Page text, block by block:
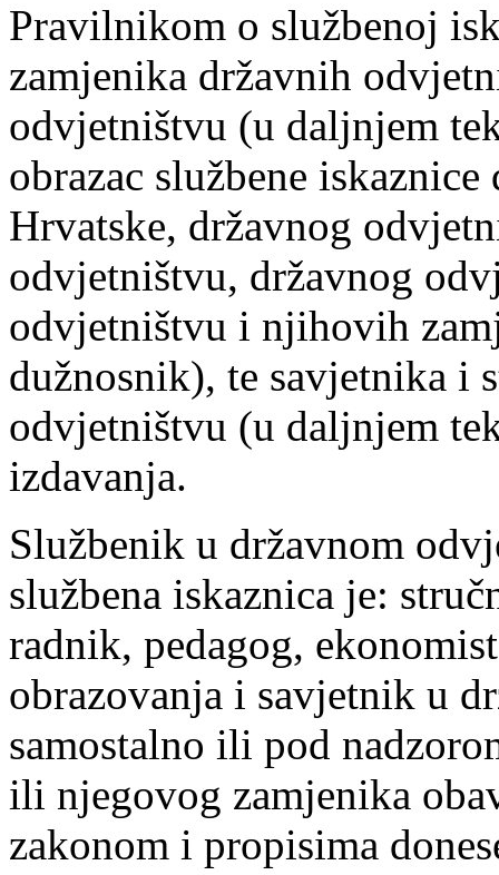
Pravilnikom o službenoj
zamjenika državnih
odvjetništvu (u daljnjem
obrazac službene
Hrvatske, državnog
odvjetništvu, državnog
odvjetništvu i njihovih
dužnosnik), te savjetnika i
odvjetništvu (u daljnjem
izdavanja.
Službenik u državnom
službena iskaznica je:
radnik, pedagog,
obrazovanja i savjetnik u
samostalno ili pod
ili njegovog zamjenika
zakonom i propisima